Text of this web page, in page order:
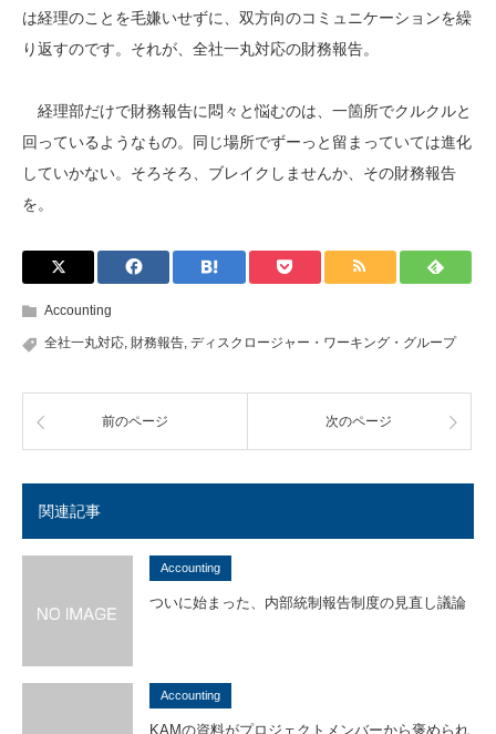
は経理のことを毛嫌いせずに、双方向のコミュニケーションを繰
り返すのです。それが、全社一丸対応の財務報告。
経理部だけで財務報告に悶々と悩むのは、一箇所でクルクルと
回っているようなもの。同じ場所でずーっと留まっていては進化
していかない。そろそろ、ブレイクしませんか、その財務報告
を。
Accounting
全社一丸対応, 財務報告, ディスクロージャー・ワーキング・グループ
前のページ 次のページ
関連記事
Accounting
ついに始まった、内部統制報告制度の見直し議論
Accounting
KAMの資料がプロジェクトメンバーから褒められ